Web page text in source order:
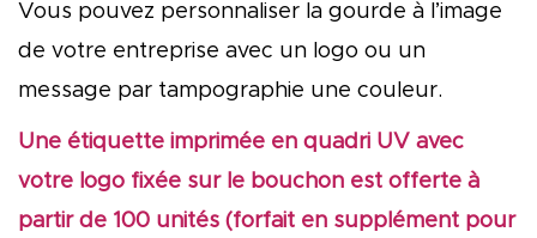
Vous pouvez personnaliser la gourde à l’image
de votre entreprise avec un logo ou un
message par tampographie une couleur.
Une étiquette imprimée en quadri UV avec
votre logo fixée sur le bouchon est offerte à
partir de 100 unités (forfait en supplément pour